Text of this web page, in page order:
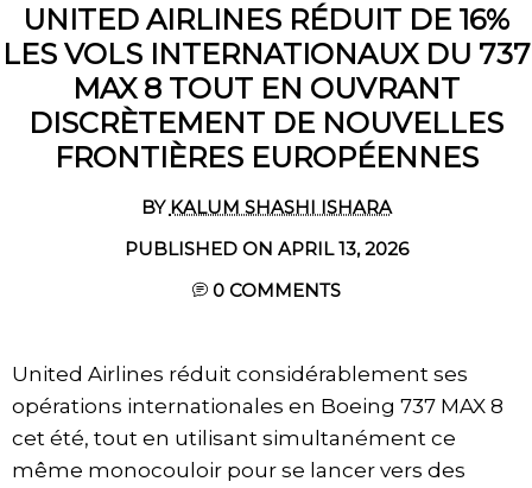
UNITED AIRLINES RÉDUIT DE 16%
LES VOLS INTERNATIONAUX DU 737
MAX 8 TOUT EN OUVRANT
DISCRÈTEMENT DE NOUVELLES
FRONTIÈRES EUROPÉENNES
BY KALUM SHASHI ISHARA
PUBLISHED ON APRIL 13, 2026
0COMMENTS
United Airlines réduit considérablement ses
opérations internationales en Boeing 737 MAX 8
cet été, tout en utilisant simultanément ce
même monocouloir pour se lancer vers des